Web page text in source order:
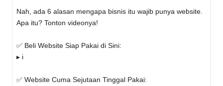
Nah, ada 6 alasan mengapa bisnis itu wajib punya website.
Apa itu? Tonton videonya!
✅ Beli Website Siap Pakai di Sini:
▸ i
✅ Website Cuma Sejutaan Tinggal Pakai: